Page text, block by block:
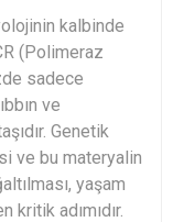
kalbinde
(Polimeraz
sadece
ve
Genetik
ve bu materyalin
yaşam
adımıdır.